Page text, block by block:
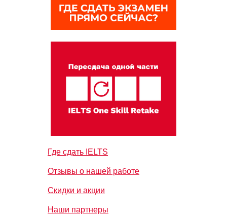
Где сдать IELTS
Отзывы о нашей работе
Скидки и акции
Наши партнеры